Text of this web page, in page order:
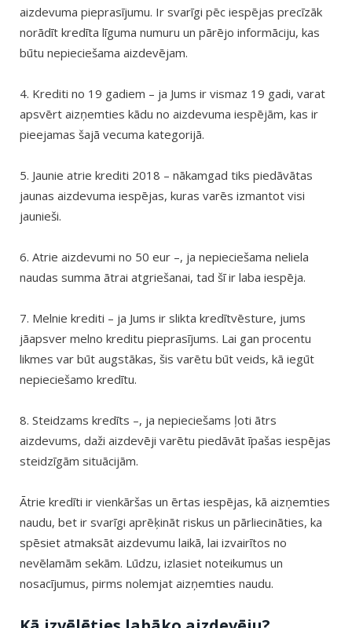
aizdevuma pieprasījumu. Ir svarīgi pēc iespējas precīzāk
norādīt kredīta līguma numuru un pārējo informāciju, kas
būtu nepieciešama aizdevējam.
4. Krediti no 19 gadiem – ja Jums ir vismaz 19 gadi, varat
apsvērt aizņemties kādu no aizdevuma iespējām, kas ir
pieejamas šajā vecuma kategorijā.
5. Jaunie atrie krediti 2018 – nākamgad tiks piedāvātas
jaunas aizdevuma iespējas, kuras varēs izmantot visi
jaunieši.
6. Atrie aizdevumi no 50 eur –, ja nepieciešama neliela
naudas summa ātrai atgriešanai, tad šī ir laba iespēja.
7. Melnie krediti – ja Jums ir slikta kredītvēsture, jums
jāapsver melno kreditu pieprasījums. Lai gan procentu
likmes var būt augstākas, šis varētu būt veids, kā iegūt
nepieciešamo kredītu.
8. Steidzams kredīts –, ja nepieciešams ļoti ātrs
aizdevums, daži aizdevēji varētu piedāvāt īpašas iespējas
steidzīgām situācijām.
Ātrie kredīti ir vienkāršas un ērtas iespējas, kā aizņemties
naudu, bet ir svarīgi aprēķināt riskus un pārliecināties, ka
spēsiet atmaksāt aizdevumu laikā, lai izvairītos no
nevēlamām sekām. Lūdzu, izlasiet noteikumus un
nosacījumus, pirms nolemjat aizņemties naudu.